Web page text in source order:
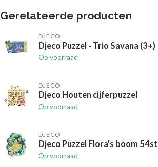
Gerelateerde producten
DJECO
Djeco Puzzel - Trio Savana (3+)
Op voorraad
DJECO
Djeco Houten cijferpuzzel
Op voorraad
DJECO
Djeco Puzzel Flora's boom 54st
Op voorraad